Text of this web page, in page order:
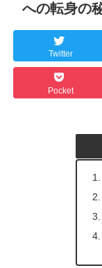
への転身の
Twitter
Pocket